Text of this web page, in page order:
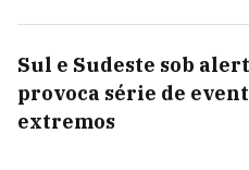
Sul e Sudeste sob
provoca série de
extremos